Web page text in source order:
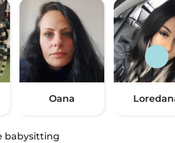
Oana
babysitting